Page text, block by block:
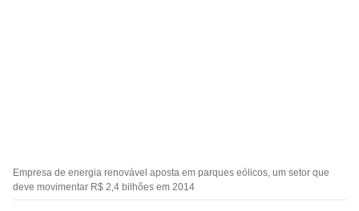
Empresa de energia renovável aposta em parques eólicos, um setor que
deve movimentar R$ 2,4 bilhões em 2014